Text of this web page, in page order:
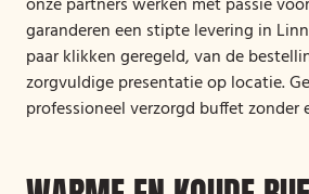
garanderen een stipte levering in
paar klikken geregeld, van de
zorgvuldige presentatie op locatie.
professioneel verzorgd buffet zonder